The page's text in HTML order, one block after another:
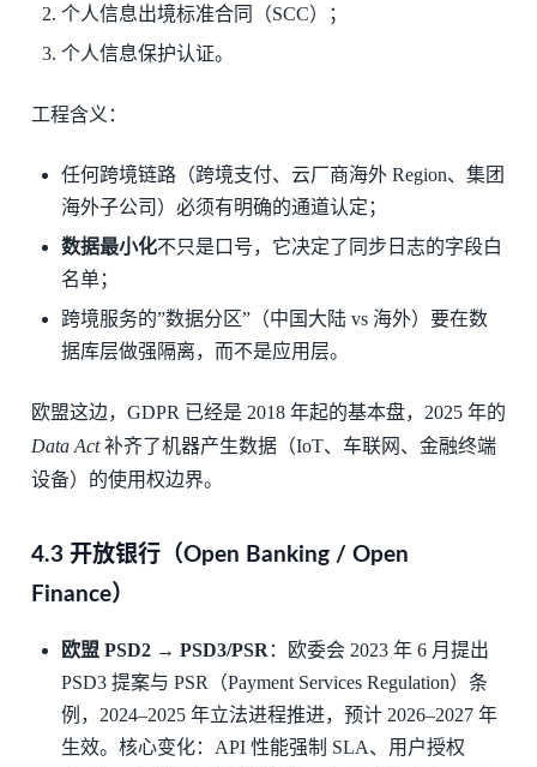
个人信息出境标准合同（SCC）；
个人信息保护认证。
工程含义：
任何跨境链路（跨境支付、云厂商海外 Region、集团
海外子公司）必须有明确的通道认定；
数据最小化不只是口号，它决定了同步日志的字段白
名单；
跨境服务的”数据分区”（中国大陆 vs 海外）要在数
据库层做强隔离，而不是应用层。
欧盟这边，GDPR 已经是 2018 年起的基本盘，2025 年的
Data Act补齐了机器产生数据（IoT、车联网、金融终端
设备）的使用权边界。
4.3 开放银行（Open Banking / Open
Finance）
欧盟 PSD2 → PSD3/PSR ：欧委会 2023 年 6 月提出
PSD3 提案与 PSR（Payment Services Regulation）条
例，2024–2025 年立法进程推进，预计 2026–2027 年
生效。核心变化：API 性能强制 SLA、用户授权